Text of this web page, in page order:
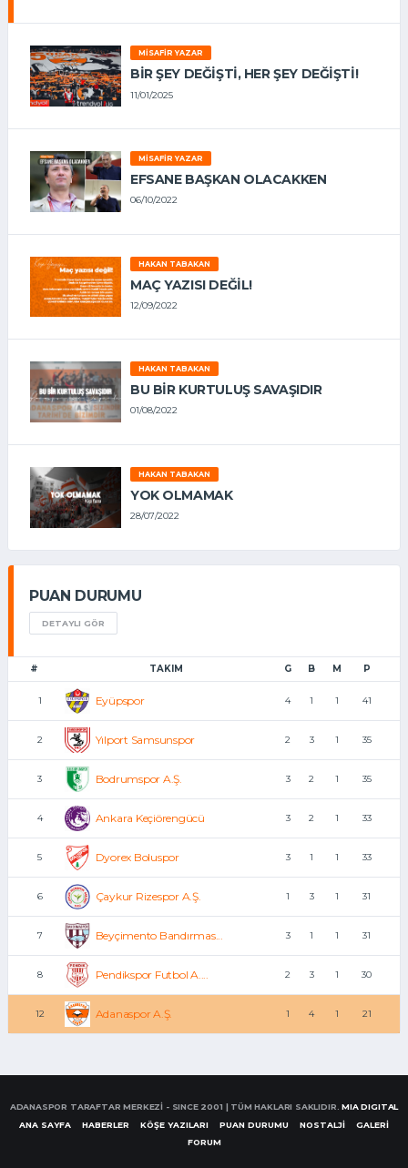
MISAFIR YAZAR
BIR ŞEY DEĞIŞTI, HER ŞEY DEĞIŞTI!
11/01/2025
MISAFIR YAZAR
EFSANE BAŞKAN OLACAKKEN
06/10/2022
HAKAN TABAKAN
MAÇ YAZISI DEĞİL!
12/09/2022
HAKAN TABAKAN
BU BİR KURTULUŞ SAVAŞIDIR
01/08/2022
HAKAN TABAKAN
YOK OLMAMAK
28/07/2022
PUAN DURUMU
DETAYLI GÖR
# TAKIM G B M P
1 Eyüpspor 4 1 1 41
2 Yılport Samsunspor 2 3 1 35
3 Bodrumspor A.Ş. 3 2 1 35
4 Ankara Keçiörengücü 3 2 1 33
5 Dyorex Boluspor 3 1 1 33
6 Çaykur Rizespor A.Ş. 1 3 1 31
7 Beyçimento Bandırmas... 3 1 1 31
8 Pendikspor Futbol A.... 2 3 1 30
12 Adanaspor A.Ş. 1 4 1 21
ADANASPOR TARAFTAR MERKEZİ - SINCE 2001 | TÜM HAKLARI SAKLIDIR.MIA DIGITAL
ANA SAYFA
HABERLER KÖŞE YAZILARI PUAN DURUMU NOSTALJİ
GALERİ
FORUM